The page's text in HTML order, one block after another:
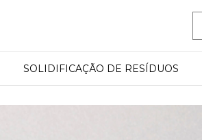
SOLIDIFICAÇÃO DE RESÍDUOS